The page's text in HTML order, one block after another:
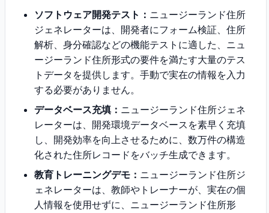
ソフトウェア開発テスト： ニュージーランド住所
ジェネレーターは、開発者にフォーム検証、住所
解析、身分確認などの機能テストに適した、ニュ
ージーランド住所形式の要件を満たす大量のテス
トデータを提供します。手動で実在の情報を入力
する必要がありません。
データベース充填： ニュージーランド住所ジェネ
レーターは、開発環境データベースを素早く充填
し、開発効率を向上させるために、数万件の構造
化された住所レコードをバッチ生成できます。
教育トレーニングデモ： ニュージーランド住所ジ
ェネレーターは、教師やトレーナーが、実在の個
人情報を使用せずに、ニュージーランド住所形